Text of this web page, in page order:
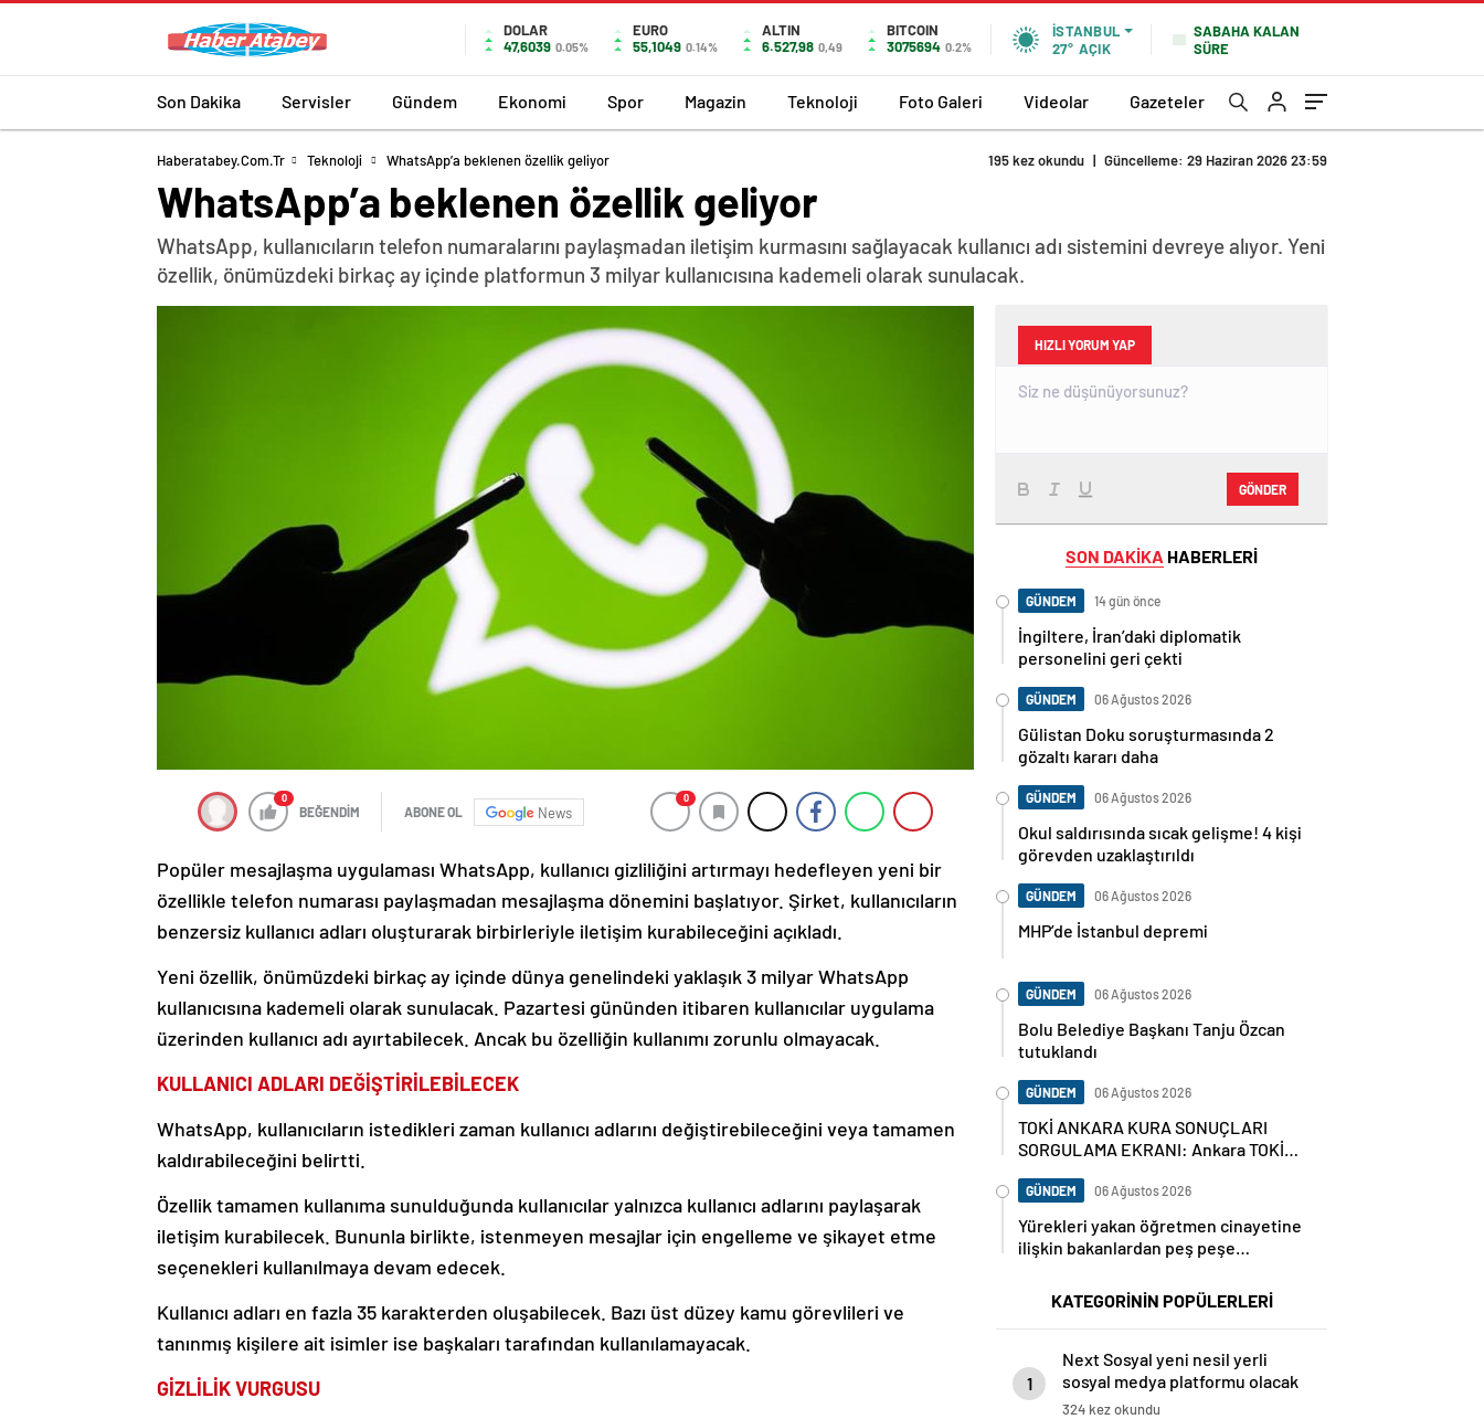
DOLAR
47,6039 0.05%
EURO
55,1049 0.14%
ALTIN
6.527,98 0,49
BITCOIN
3075694 0.2%
İSTANBUL
27° AÇIK
SABAHA KALAN
SÜRE
Son Dakika Servisler Gündem Ekonomi Spor Magazin Teknoloji Foto Galeri Videolar Gazeteler
Haberatabey.com.tr Teknoloji WhatsApp’a beklenen özellik geliyor 195 kez okundu | Güncelleme: 29 Haziran 2026 23:59
WhatsApp’a beklenen özellik geliyor
WhatsApp, kullanıcıların telefon numaralarını paylaşmadan iletişim kurmasını sağlayacak kullanıcı adı sistemini devreye alıyor. Yeni
özellik, önümüzdeki birkaç ay içinde platformun 3 milyar kullanıcısına kademeli olarak sunulacak.
0
BEĞENDİM ABONE OL News
0
Popüler mesajlaşma uygulaması WhatsApp, kullanıcı gizliliğini artırmayı hedefleyen yeni bir
özellikle telefon numarası paylaşmadan mesajlaşma dönemini başlatıyor. Şirket, kullanıcıların
benzersiz kullanıcı adları oluşturarak birbirleriyle iletişim kurabileceğini açıkladı.
Yeni özellik, önümüzdeki birkaç ay içinde dünya genelindeki yaklaşık 3 milyar WhatsApp
kullanıcısına kademeli olarak sunulacak. Pazartesi gününden itibaren kullanıcılar uygulama
üzerinden kullanıcı adı ayırtabilecek. Ancak bu özelliğin kullanımı zorunlu olmayacak.
KULLANICI ADLARI DEĞİŞTİRİLEBİLECEK
WhatsApp, kullanıcıların istedikleri zaman kullanıcı adlarını değiştirebileceğini veya tamamen
kaldırabileceğini belirtti.
Özellik tamamen kullanıma sunulduğunda kullanıcılar yalnızca kullanıcı adlarını paylaşarak
iletişim kurabilecek. Bununla birlikte, istenmeyen mesajlar için engelleme ve şikayet etme
seçenekleri kullanılmaya devam edecek.
Kullanıcı adları en fazla 35 karakterden oluşabilecek. Bazı üst düzey kamu görevlileri ve
tanınmış kişilere ait isimler ise başkaları tarafından kullanılamayacak.
GİZLİLİK VURGUSU
HIZLI YORUM YAP
GÖNDER
SON DAKİKA HABERLERİ
GÜNDEM 14 gün önce
İngiltere, İran’daki diplomatik
personelini geri çekti
GÜNDEM 06 Ağustos 2026
Gülistan Doku soruşturmasında 2
gözaltı kararı daha
GÜNDEM 06 Ağustos 2026
Okul saldırısında sıcak gelişme! 4 kişi
görevden uzaklaştırıldı
GÜNDEM 06 Ağustos 2026
MHP’de İstanbul depremi
GÜNDEM 06 Ağustos 2026
Bolu Belediye Başkanı Tanju Özcan
tutuklandı
GÜNDEM 06 Ağustos 2026
TOKİ ANKARA KURA SONUÇLARI
SORGULAMA EKRANI: Ankara TOKİ
YEDEK) Ankara kura sonuçları nasıl,
nereden sorgulanır?
GÜNDEM 06 Ağustos 2026
Yürekleri yakan öğretmen cinayetine
ilişkin bakanlardan peş peşe
KATEGORİNİN POPÜLERLERİ
1
Next Sosyal yeni nesil yerli
sosyal medya platformu olacak
324 kez okundu